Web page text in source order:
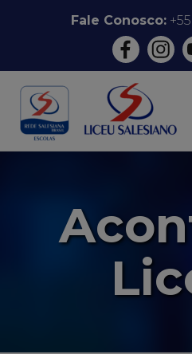
conteúdo
Fale Conosco:+55